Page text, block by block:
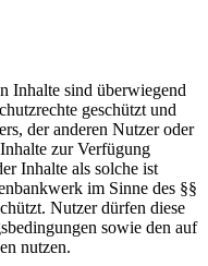
Inhalte sind überwiegend
geschützt und
der anderen Nutzer oder
zur Verfügung
Inhalte als solche ist
im Sinne des §§
Nutzer dürfen diese
sowie den auf
nutzen.